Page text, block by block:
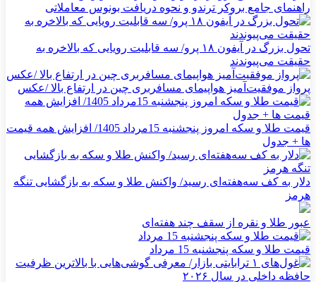
راهنمای جامع بروکر ترندو و نحوه دریافت بونوس معاملاتی
تحول بزرگ در آیفون ۱۸ پرو/ سه قابلیت رویایی که بالاخره به
حقیقت می‌پیوندند
پرواز موفقیت‌آمیز هواپیمای مسافربری چین در ارتفاع بالا /عکس
قیمت طلا و سکه امروز پنجشنبه 15مرداد 1405/ افزایش همه قیمت
ها + جدول
دلار به کف سه‌هفته‌ای رسید/ واکنش طلا و سکه به بازگشایی تنگه
هرمز
عبور طلا و نقره از سقف چند هفته‌ای
قیمت طلا و سکه پنجشنبه 15 مرداد